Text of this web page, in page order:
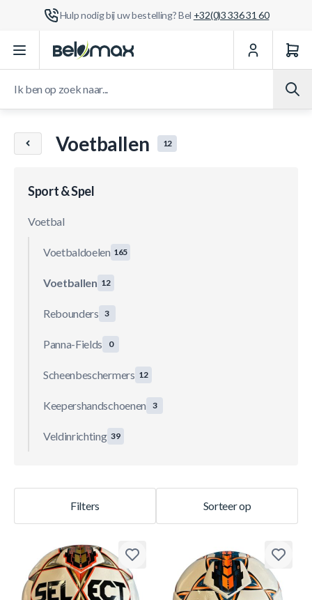
Hulp nodig bij uw bestelling? Bel +32(0)3 336 31 60
Ga naar de inhoud
Voetballen 12
Sport & Spel
Voetbal
Voetbaldoelen 165
Voetballen 12
Rebounders 3
Panna-Fields 0
Scheenbeschermers 12
Keepershandschoenen 3
Veldinrichting 39
Sorteer op
Filters